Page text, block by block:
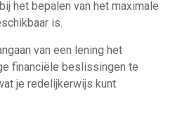
het bepalen van het maximale
is.
van een lening het
financiële beslissingen te
je redelijkerwijs kunt